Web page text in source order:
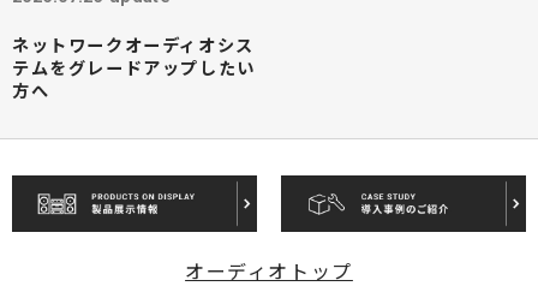
ネットワークオーディオシス
テムをグレードアップしたい
方へ
オーディオトップ